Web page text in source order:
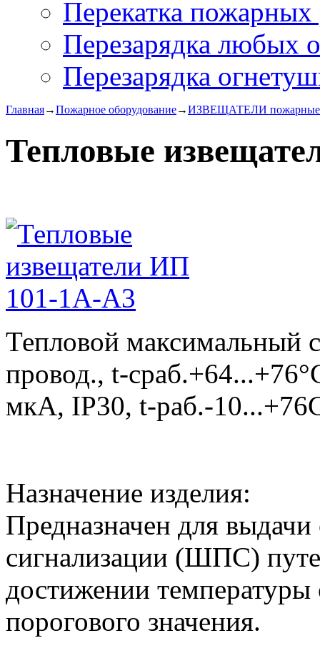
Перекатка пожарных
Перезарядка любых
Перезарядка
Главная→Пожарное оборудование→ИЗВЕЩАТЕЛИ пожарные
Тепловые
Тепловой максимальный
провод., t-
мкА, IP30, t-раб.-
Назначение изделия:
Предназначен для
сигнализации (ШПС)
достижении
порогового значения.